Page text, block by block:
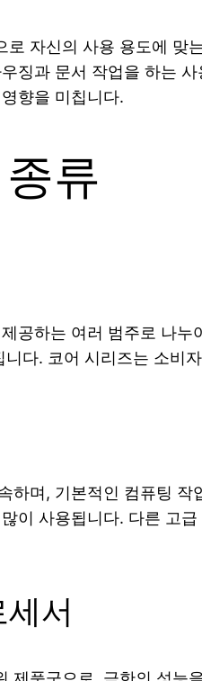
자신의 사용 용도에
징과 문서 작업을 하는
향을 미칩니다.
류
공하는 여러 범주로 나
다. 코어 시리즈는 소비
하며, 기본적인 컴퓨팅
이 사용됩니다. 다른 고
서